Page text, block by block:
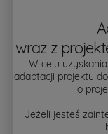
wraz z
W celu
adaptacji projektu
o
Jeżeli jesteś